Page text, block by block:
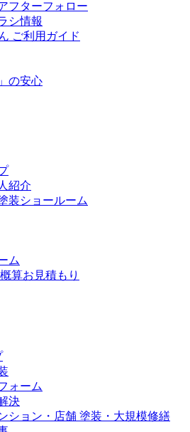
フターフォロー
シ情報
ご利用ガイド
の安心
紹介
装ショールーム
ム
算お見積もり
ォーム
決
ション・店舗 塗装・大規模修繕